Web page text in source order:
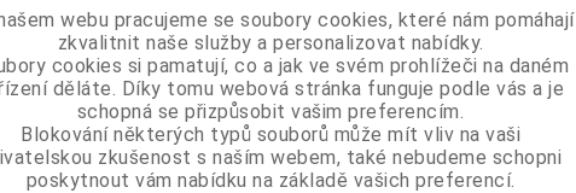
webu pracujeme se soubory cookies, které nám pomáhají
zkvalitnit naše služby a personalizovat nabídky.
cookies si pamatují, co a jak ve svém prohlížeči na daném
děláte. Díky tomu webová stránka funguje podle vás a je
schopná se přizpůsobit vašim preferencím.
Blokování některých typů souborů může mít vliv na vaši
zkušenost s naším webem, také nebudeme schopni
poskytnout vám nabídku na základě vašich preferencí.